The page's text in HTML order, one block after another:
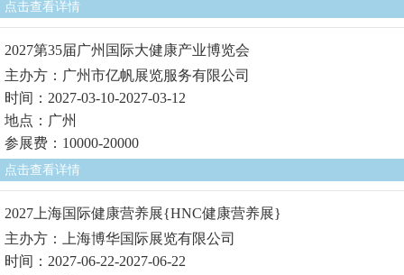
点击查看详情
2027第35届广州国际大健康产业博览会
主办方：广州市亿帆展览服务有限公司
时间：2027-03-10-2027-03-12
地点：广州
参展费：10000-20000
点击查看详情
2027上海国际健康营养展{HNC健康营养展}
主办方：上海博华国际展览有限公司
时间：2027-06-22-2027-06-22